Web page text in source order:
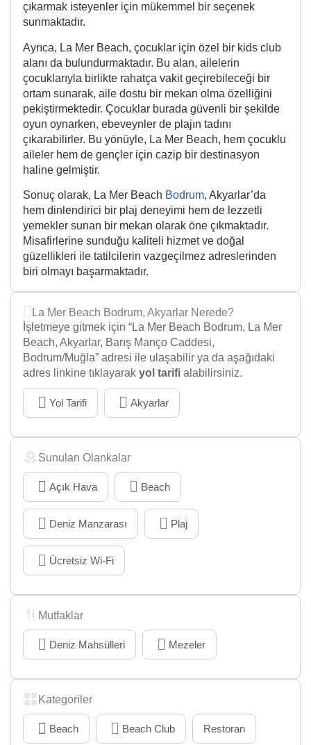
çıkarmak isteyenler için mükemmel bir seçenek
sunmaktadır.
Ayrıca, La Mer Beach, çocuklar için özel bir kids club
alanı da bulundurmaktadır. Bu alan, ailelerin
çocuklarıyla birlikte rahatça vakit geçirebileceği bir
ortam sunarak, aile dostu bir mekan olma özelliğini
pekiştirmektedir. Çocuklar burada güvenli bir şekilde
oyun oynarken, ebeveynler de plajın tadını
çıkarabilirler. Bu yönüyle, La Mer Beach, hem çocuklu
aileler hem de gençler için cazip bir destinasyon
haline gelmiştir.
Sonuç olarak, La Mer Beach Bodrum, Akyarlar’da
hem dinlendirici bir plaj deneyimi hem de lezzetli
yemekler sunan bir mekan olarak öne çıkmaktadır.
Misafirlerine sunduğu kaliteli hizmet ve doğal
güzellikleri ile tatilcilerin vazgeçilmez adreslerinden
biri olmayı başarmaktadır.
La Mer Beach Bodrum, Akyarlar Nerede?
İşletmeye gitmek için “La Mer Beach Bodrum, La Mer
Beach, Akyarlar, Barış Manço Caddesi,
Bodrum/Muğla” adresi ile ulaşabilir ya da aşağıdaki
adres linkine tıklayarak yol tarifi alabilirsiniz.
Yol Tarifi Akyarlar
Sunulan Olankalar
Açık Hava Beach
Deniz Manzarası Plaj
Ücretsiz Wi-Fi
Mutfaklar
Deniz Mahsülleri Mezeler
Kategoriler
Beach Beach Club Restoran